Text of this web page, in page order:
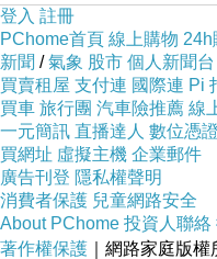
別是赫士盟以及相鄰
茹絲葵-6
由名廚江挀誠開設，
稱的【RAW】就在
登入 註冊
PChome首頁 線上購物 24h
新聞 /氣象 股市 個人新聞台
買賣租屋 支付連 國際連 Pi
買車 旅行團 汽車險推薦 線
一元簡訊 直播達人 數位憑證
買網址 虛擬主機 企業郵件
廣告刊登 隱私權聲明
消費者保護 兒童網路安全
About PChome 投資人聯絡
著作權保護 ｜網路家庭版